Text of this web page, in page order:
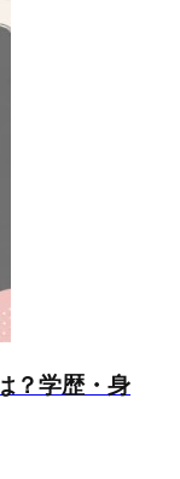
？学歴・身